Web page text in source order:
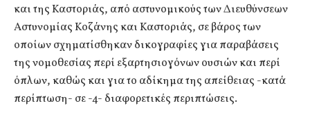
και της Καστοριάς, από αστυνομικούς των Διευθύνσεων
Αστυνομίας Κοζάνης και Καστοριάς, σε βάρος των
οποίων σχηματίσθηκαν δικογραφίες για παραβάσεις
της νομοθεσίας περί εξαρτησιογόνων ουσιών και περί
όπλων, καθώς και για το αδίκημα της απείθειας -κατά
περίπτωση- σε -4- διαφορετικές περιπτώσεις.